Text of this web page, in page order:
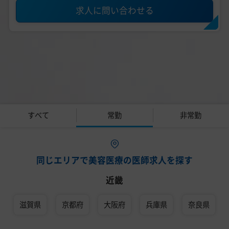
求人に問い合わせる
すべて 常勤 非常勤
同じエリアで美容医療の医師求人を探す
近畿
滋賀県 京都府 大阪府 兵庫県 奈良県